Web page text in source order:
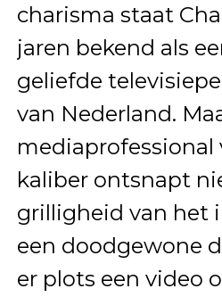
charisma staat
jaren bekend als
geliefde
van Nederland.
mediaprofessional
kaliber ontsnapt
grilligheid van het
een doodgewone
er plots een video